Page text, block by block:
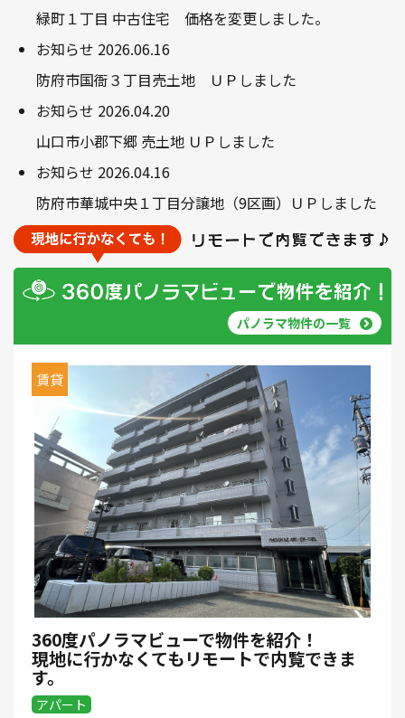
緑町１丁目 中古住宅 価格を変更しました。
お知らせ 2026.06.16
防府市国衙３丁目売土地 ＵＰしました
お知らせ 2026.04.20
山口市小郡下郷 売土地 ＵＰしました
お知らせ 2026.04.16
防府市華城中央１丁目分譲地（9区画）ＵＰしました
パノラマ物件の一覧
賃貸
360度パノラマビューで物件を紹介！
現地に行かなくてもリモートで内覧できま
す。
アパート